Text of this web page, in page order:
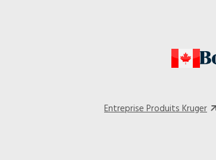
Entreprise Produits Kruger